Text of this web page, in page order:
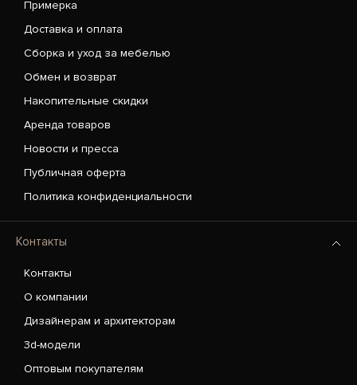
Примерка
Доставка и оплата
Сборка и уход за мебелью
Обмен и возврат
Накопительные скидки
Аренда товаров
Новости и пресса
Публичная оферта
Политика конфиденциальности
Контакты
Контакты
О компании
Дизайнерам и архитекторам
3d-модели
Оптовым покупателям